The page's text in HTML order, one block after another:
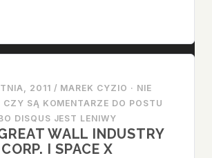
2011 / MAREK CYZIO · NIE
CZY SĄ KOMENTARZE DO POSTU
DISQUS JEST LENIWY
WALL INDUSTRY
CORP. I SPACE X